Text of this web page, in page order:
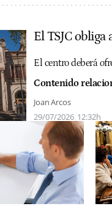
El TSJC obliga
El centro deberá
Contenido
Joan Arcos
29/07/2026 12:32h